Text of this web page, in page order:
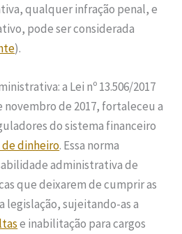
qualquer infração penal, e
pode ser considerada
).
a Lei nº 13.506/2017
novembro de 2017, fortaleceu a
do sistema financeiro
de dinheiro. Essa norma
administrativa de
que deixarem de cumprir as
legislação, sujeitando-as a
e inabilitação para cargos